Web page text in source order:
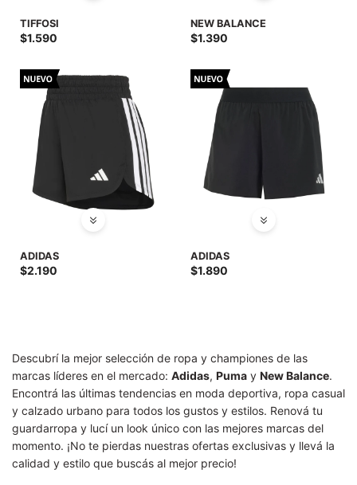
TIFFOSI
$1.590
NEW BALANCE
$1.390
ADIDAS
$2.190
ADIDAS
$1.890
Descubrí la mejor selección de ropa y championes de las
marcas líderes en el mercado: Adidas, Puma y New Balance.
Encontrá las últimas tendencias en moda deportiva, ropa casual
y calzado urbano para todos los gustos y estilos. Renová tu
guardarropa y lucí un look único con las mejores marcas del
momento. ¡No te pierdas nuestras ofertas exclusivas y llevá la
calidad y estilo que buscás al mejor precio!